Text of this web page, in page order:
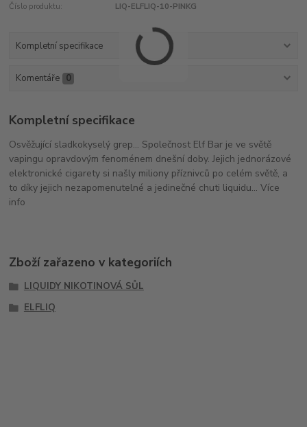
Číslo produktu: LIQ-ELFLIQ-10-PINKG
Kompletní specifikace
Komentáře 0
Kompletní specifikace
Osvěžující sladkokyselý grep... Společnost Elf Bar je ve světě
vapingu opravdovým fenoménem dnešní doby. Jejich jednorázové
elektronické cigarety si našly miliony příznivců po celém světě, a
to díky jejich nezapomenutelné a jedinečné chuti liquidu... Více
info
Zboží zařazeno v kategoriích
LIQUIDY NIKOTINOVÁ SŮL
ELFLIQ